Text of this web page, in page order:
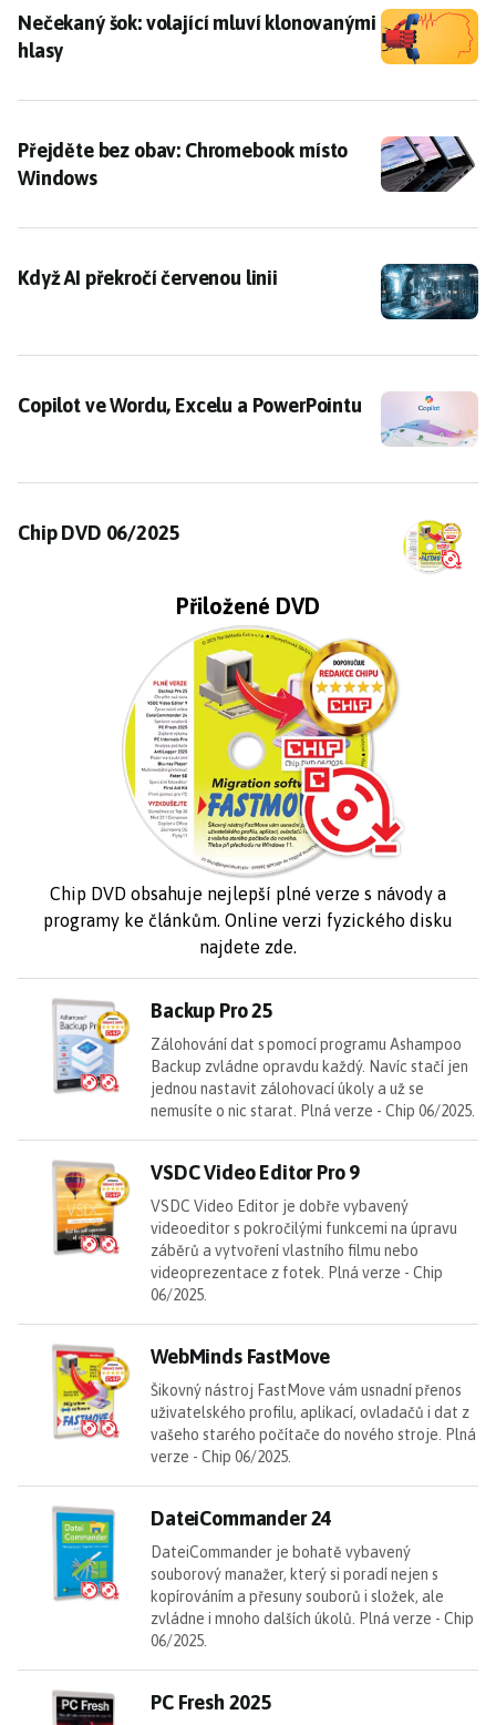
Nečekaný šok: volající mluví klonovanými hlasy
Nečekaný šok: volající mluví klonovanými
hlasy
Přejděte bez obav: Chromebook místo Windows
Přejděte bez obav: Chromebook místo
Windows
Když AI překročí červenou linii
Když AI překročí červenou linii
Copilot ve Wordu, Excelu a PowerPointu
Copilot ve Wordu, Excelu a PowerPointu
Chip DVD 06/2025
Chip DVD 06/2025
Přiložené DVD
Chip DVD obsahuje nejlepší plné verze s návody a
programy ke článkům. Online verzi fyzického disku
najdete zde.
Backup Pro 25
Zálohování dat s pomocí programu Ashampoo
Backup zvládne opravdu každý. Navíc stačí jen
jednou nastavit zálohovací úkoly a už se
nemusíte o nic starat. Plná verze - Chip 06/2025.
VSDC Video Editor Pro 9
VSDC Video Editor je dobře vybavený
videoeditor s pokročilými funkcemi na úpravu
záběrů a vytvoření vlastního filmu nebo
videoprezentace z fotek. Plná verze - Chip
06/2025.
WebMinds FastMove
Šikovný nástroj FastMove vám usnadní přenos
uživatelského profilu, aplikací, ovladačů i dat z
vašeho starého počítače do nového stroje. Plná
verze - Chip 06/2025.
DateiCommander 24
DateiCommander je bohatě vybavený
souborový manažer, který si poradí nejen s
kopírováním a přesuny souborů i složek, ale
zvládne i mnoho dalších úkolů. Plná verze - Chip
06/2025.
PC Fresh 2025